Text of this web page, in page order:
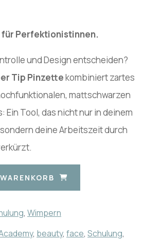
für Perfektionistinnen.
und Design entscheiden?
Tip Pinzettekombiniert zartes
mattschwarzen
Ein Tool, das nicht nur in deinem
deine Arbeitszeit durch
, Wimpern
, beauty, face, Schulung,